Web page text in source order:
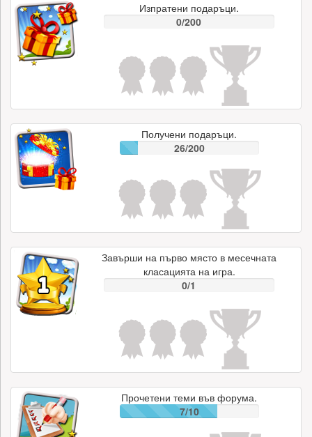
Изпратени подаръци.
0/200
Получени подаръци.
26/200
Завърши на първо място в месечната
класацията на игра.
0/1
Прочетени теми във форума.
7/10